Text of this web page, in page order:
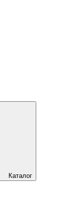
Каталог